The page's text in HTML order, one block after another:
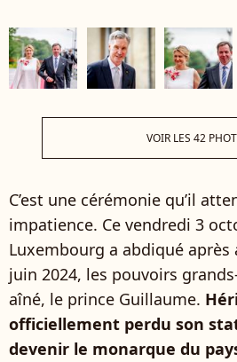
VOIR LES 42
C’est une cérémonie qu’il
impatience. Ce vendredi 3
Luxembourg a abdiqué
juin 2024, les pouvoirs
aîné, le prince Guillaume.
officiellement perdu son
devenir le monarque du